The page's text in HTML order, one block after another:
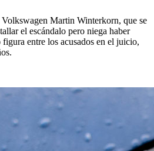
Martin Winterkorn, que se
el escándalo pero niega haber
entre los acusados en el juicio,